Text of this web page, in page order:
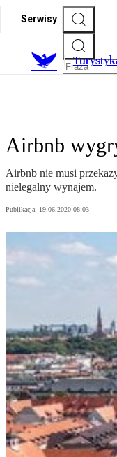
Serwisy
T
Airbnb
Airbnb nie musi
nielegalny wynajem.
Publikacja: 19.06.2020 08:03